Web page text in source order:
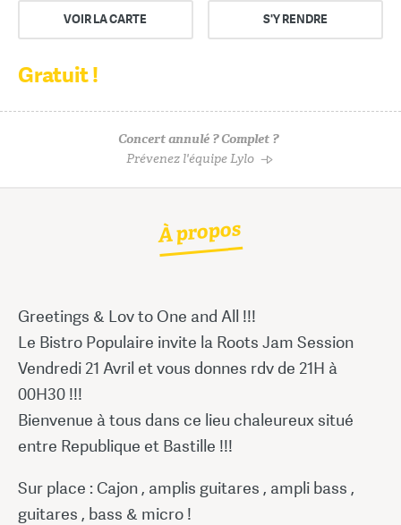
VOIR LA CARTE S'Y RENDRE
Gratuit !
Concert annulé ? Complet ?
Prévenez l'équipe Lylo
À propos
Greetings & Lov to One and All !!!
Le Bistro Populaire invite la Roots Jam Session
Vendredi 21 Avril et vous donnes rdv de 21H à
00H30 !!!
Bienvenue à tous dans ce lieu chaleureux situé
entre Republique et Bastille !!!
Sur place : Cajon , amplis guitares , ampli bass ,
guitares , bass & micro !